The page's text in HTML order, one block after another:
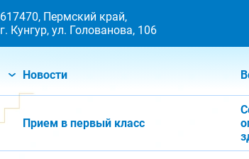
617470, Пермский край,
г. Кунгур, ул. Голованова, 106
Новости
Прием в первый класс